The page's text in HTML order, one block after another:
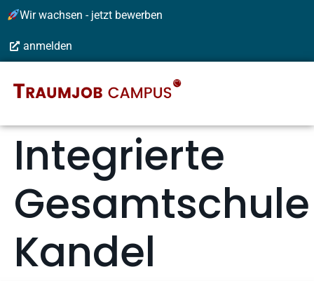
Wir wachsen - jetzt bewerben
anmelden
Integrierte
Gesamtschule
Kandel